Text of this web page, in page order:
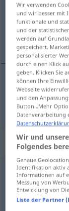
Übersicht
(Für mehr Details
Telefon
Telefonn
bollettadel telefono
Telefonrechnung
Wir verwenden
und wir besser mit
funktionale und
und der
werden auf
gespeichert.
personalisierter
durch einen Klick
geben. Klicken Sie
können Ihre
Webseite
und den
Button „Mehr
Datenverarbeitung
Wir und
Folgendes
Genaue
Identifikation aktiv
Informationen auf
Messung von
Entwicklung von
Liste der Partner